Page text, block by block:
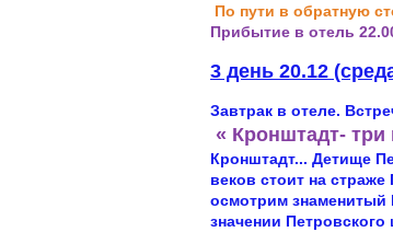
По пути в обратную
Прибытие в отель
3 день 20.12
Завтрак в отеле.
« Кронштадт- три
Кронштадт... Детище
веков стоит на
осмотрим знаменитый
значении